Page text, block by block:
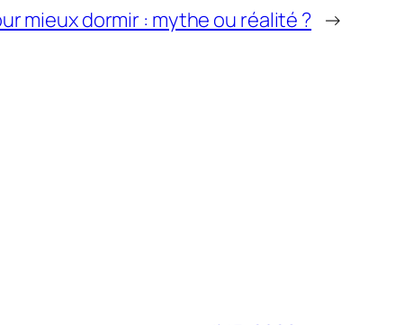
mieux dormir : mythe ou réalité ? →